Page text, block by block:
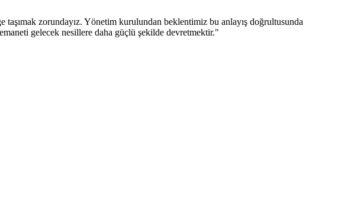
taşımak zorundayız. Yönetim kurulundan beklentimiz bu anlayış doğrultusunda
gelecek nesillere daha güçlü şekilde devretmektir."